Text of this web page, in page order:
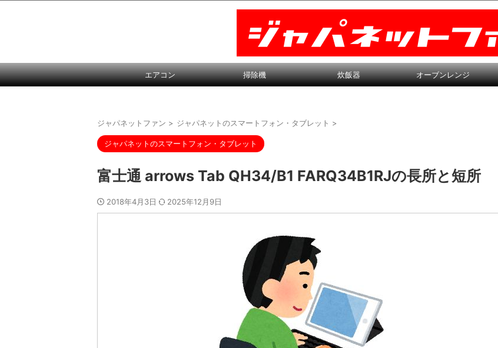
エアコン 掃除機 炊飯器 オーブンレンジ
ジャパネットファン > ジャパネットのスマートフォン・タブレット >
ジャパネットのスマートフォン・タブレット
富士通 arrows Tab QH34/B1 FARQ34B1RJの長所と短所
2018年4月3日 2025年12月9日